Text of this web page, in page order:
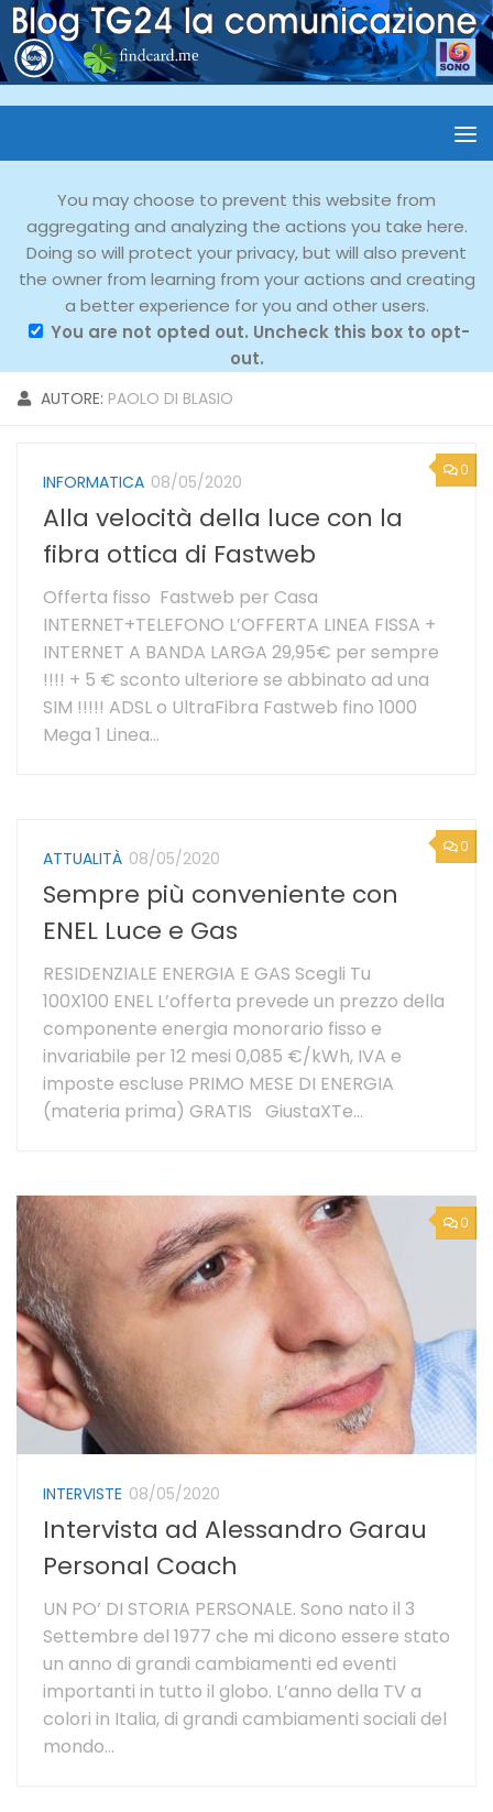
You may choose to prevent this website from
aggregating and analyzing the actions you take here.
Doing so will protect your privacy, but will also prevent
the owner from learning from your actions and creating
a better experience for you and other users.
You are not opted out. Uncheck this box to opt-
out.
AUTORE: PAOLO DI BLASIO
0
INFORMATICA 08/05/2020
Alla velocità della luce con la
fibra ottica di Fastweb
Offerta fisso Fastweb per Casa
INTERNET+TELEFONO L’OFFERTA LINEA FISSA +
INTERNET A BANDA LARGA 29,95€ per sempre
!!!! + 5 € sconto ulteriore se abbinato ad una
SIM !!!!! ADSL o UltraFibra Fastweb fino 1000
Mega 1 Linea...
0
ATTUALITÀ 08/05/2020
Sempre più conveniente con
ENEL Luce e Gas
RESIDENZIALE ENERGIA E GAS Scegli Tu
100X100 ENEL L’offerta prevede un prezzo della
componente energia monorario fisso e
invariabile per 12 mesi 0,085 €/kWh, IVA e
imposte escluse PRIMO MESE DI ENERGIA
(materia prima) GRATIS GiustaXTe...
0
INTERVISTE 08/05/2020
Intervista ad Alessandro Garau
Personal Coach
UN PO’ DI STORIA PERSONALE. Sono nato il 3
Settembre del 1977 che mi dicono essere stato
un anno di grandi cambiamenti ed eventi
importanti in tutto il globo. L’anno della TV a
colori in Italia, di grandi cambiamenti sociali del
mondo...